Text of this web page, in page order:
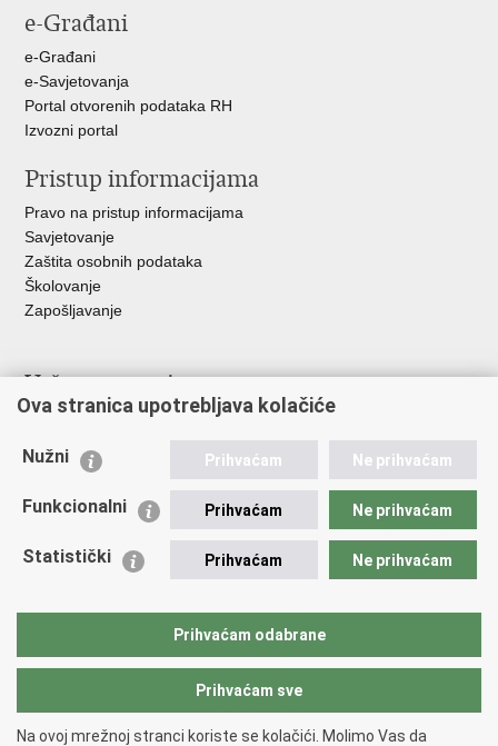
FacebookuTwitteru
e-Građani
e-Građani
e-Savjetovanja
Portal otvorenih podataka RH
Izvozni portal
Pristup informacijama
Pravo na pristup informacijama
Savjetovanje
Zaštita osobnih podataka
Školovanje
Zapošljavanje
Važne poveznice
Ministarstvo unutarnjih poslova
Udruge
Policijska akademija
Zaklada policijske solidarnosti
Vučetić"
Ova stranica upotrebljava kolačiće
Nužni Prihvaćam Ne prihvaćam
Funkcionalni Prihvaćam Ne prihvaćam
Statistički Prihvaćam Ne prihvaćam
Prihvaćam odabrane
Prihvaćam sve
Na ovoj mrežnoj stranci koriste se kolačići. Molimo Vas da